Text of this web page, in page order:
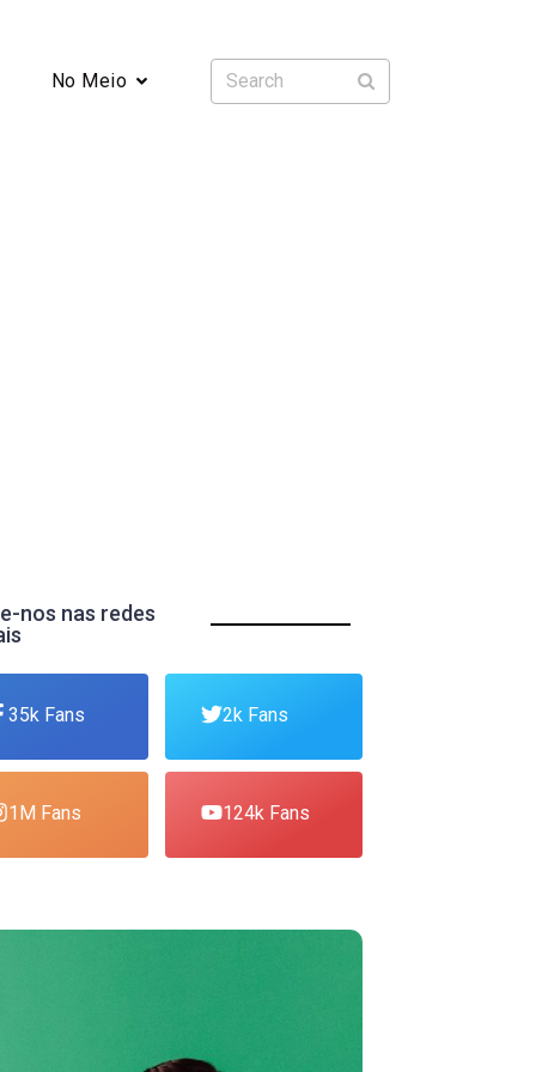
No Meio
nos nas redes
35k Fans 2k Fans
1M Fans 124k Fans